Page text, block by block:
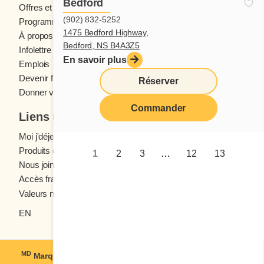
Bedford
(902) 832-5252
1475 Bedford Highway,
Bedford, NS B4A3Z5
En savoir plus
Réserver
Commander
1 2 3 … 12 13
le souhaitez. Bon appétit!
Offres et concours
Programme fidélité Cora
À propos des restaurants Cora
Infolettre Cora
Emplois
Devenir franchisé
Donner votre avis
Liens utiles
Moi j'déjeune (Blogue)
Produits d'épicerie
Nous joindre
Accès franchisés
Valeurs nutritives
EN
MDMarque déposée de Coramark inc. © 2021-2026